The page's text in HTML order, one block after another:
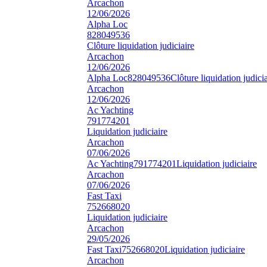
Arcachon
12/06/2026
Alpha Loc
828049536
Clôture liquidation judiciaire
Arcachon
12/06/2026
Alpha Loc828049536Clôture liquidation
Arcachon
12/06/2026
Ac Yachting
791774201
Liquidation judiciaire
Arcachon
07/06/2026
Ac Yachting791774201Liquidation judiciaire
Arcachon
07/06/2026
Fast Taxi
752668020
Liquidation judiciaire
Arcachon
29/05/2026
Fast Taxi752668020Liquidation judiciaire
Arcachon